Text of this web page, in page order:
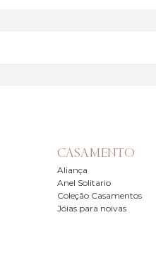
CASAMENTO
Aliança
Anel Solitario
Coleção Casamentos
Jóias para noivas